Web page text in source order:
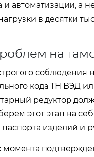
автоматизации, а
в десятки
на
соблюдения
кода ТН ВЭД
редуктор
этот этап на
изделий и